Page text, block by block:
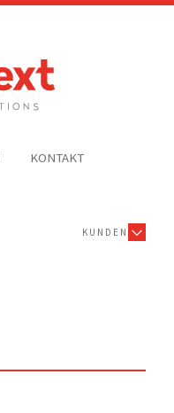
KONTAKT
KUNDEN